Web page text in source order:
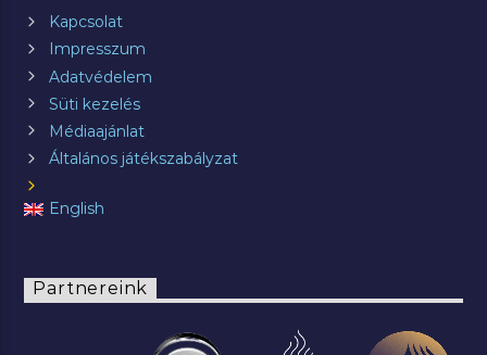
Kapcsolat
Impresszum
Adatvédelem
Süti kezelés
Médiaajánlat
Általános játékszabályzat
English
Partnereink